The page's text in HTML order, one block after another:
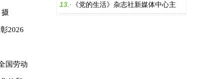
摄
2026
国劳动
13.· 《党的生活》杂志社新媒体中心主